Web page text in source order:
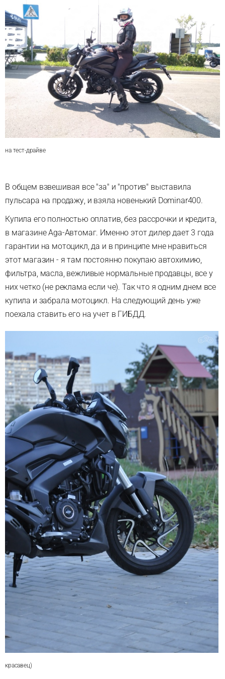
на тест-драйве
В общем взвешивая все "за" и "против" выставила
пульсара на продажу, и взяла новенький Dominar400.
Купила его полностью оплатив, без рассрочки и кредита,
в магазине Aga-Автомаг. Именно этот дилер дает 3 года
гарантии на мотоцикл, да и в принципе мне нравиться
этот магазин - я там постоянно покупаю автохимию,
фильтра, масла, вежливые нормальные продавцы, все у
них четко (не реклама если че). Так что я одним днем все
купила и забрала мотоцикл. На следующий день уже
поехала ставить его на учет в ГИБДД.
красавец)